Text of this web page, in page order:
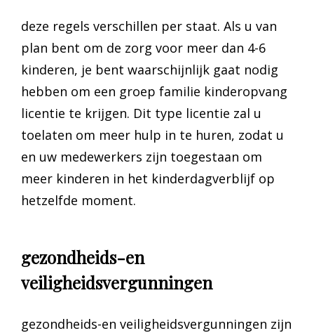
deze regels verschillen per staat. Als u van
plan bent om de zorg voor meer dan 4-6
kinderen, je bent waarschijnlijk gaat nodig
hebben om een groep familie kinderopvang
licentie te krijgen. Dit type licentie zal u
toelaten om meer hulp in te huren, zodat u
en uw medewerkers zijn toegestaan om
meer kinderen in het kinderdagverblijf op
hetzelfde moment.
gezondheids-en
veiligheidsvergunningen
gezondheids-en veiligheidsvergunningen zijn